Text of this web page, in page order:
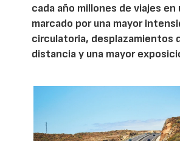
cada año millones de viajes en
marcado por una mayor
circulatoria, desplazamientos
distancia y una mayor